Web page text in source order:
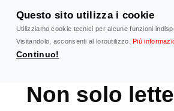
TIPOGRAFIA
PEZZINI
Dal 1956 la stampa letterpress a Milano
Non solo
Questo sito utilizza i cookie
Utilizziamo cookie tecnici per alcune funzioni
Visitandolo, acconsenti al loroutilizzo.Più
Continuo!